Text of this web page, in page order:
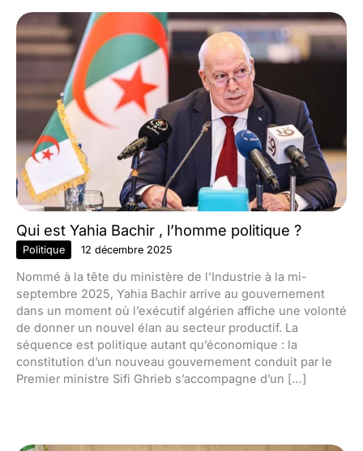
Qui est Yahia Bachir , l’homme politique ?
Politique 12 décembre 2025
Nommé à la tête du ministère de l’Industrie à la mi-
septembre 2025, Yahia Bachir arrive au gouvernement
dans un moment où l’exécutif algérien affiche une volonté
de donner un nouvel élan au secteur productif. La
séquence est politique autant qu’économique : la
constitution d’un nouveau gouvernement conduit par le
Premier ministre Sifi Ghrieb s’accompagne d’un […]